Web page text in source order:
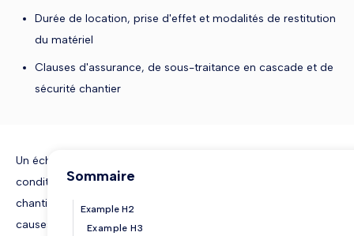
Durée de location, prise d'effet et modalités de restitution
du matériel
Clauses d'assurance, de sous-traitance en cascade et de
sécurité chantier
Un échafaudage n'est pas un équipement anodin. Il
conditionne la sécurité de l'ensemble des intervenants sur un
chantier, et son montage incorrect est l'une des premières
causes d'accidents graves dans le BTP. Pourtant, de
Sommaire
Example H2
Example H3